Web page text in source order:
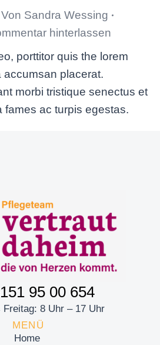
Von Sandra Wessing
hinterlassen
porttitor quis the lorem
accumsan placerat.
morbi tristique senectus et
fames ac turpis egestas.
95 00 654
Freitag: 8 Uhr – 17 Uhr
MENÜ
Home